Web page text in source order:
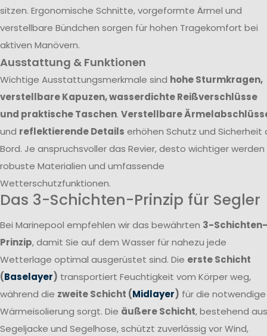
sitzen. Ergonomische Schnitte, vorgeformte Ärmel und
verstellbare Bündchen sorgen für hohen Tragekomfort bei
aktiven Manövern.
Ausstattung & Funktionen
Wichtige Ausstattungsmerkmale sind hohe Sturmkragen,
verstellbare Kapuzen, wasserdichte Reißverschlüsse
und praktische Taschen. Verstellbare
und reflektierende Details erhöhen Schutz und Sicherheit
Bord. Je anspruchsvoller das Revier, desto wichtiger werden
robuste Materialien und umfassende
Wetterschutzfunktionen.
Das 3-Schichten-Prinzip für Segler
Bei Marinepool empfehlen wir das bewährten 3-Schichten-
Prinzip, damit Sie auf dem Wasser für nahezu jede
Wetterlage optimal ausgerüstet sind. Die erste Schicht
(Baselayer) transportiert Feuchtigkeit vom Körper weg,
während die zweite Schicht (Midlayer) für die notwendige
Wärmeisolierung sorgt. Die äußere Schicht, bestehend aus
Segeljacke und Segelhose, schützt zuverlässig vor Wind,